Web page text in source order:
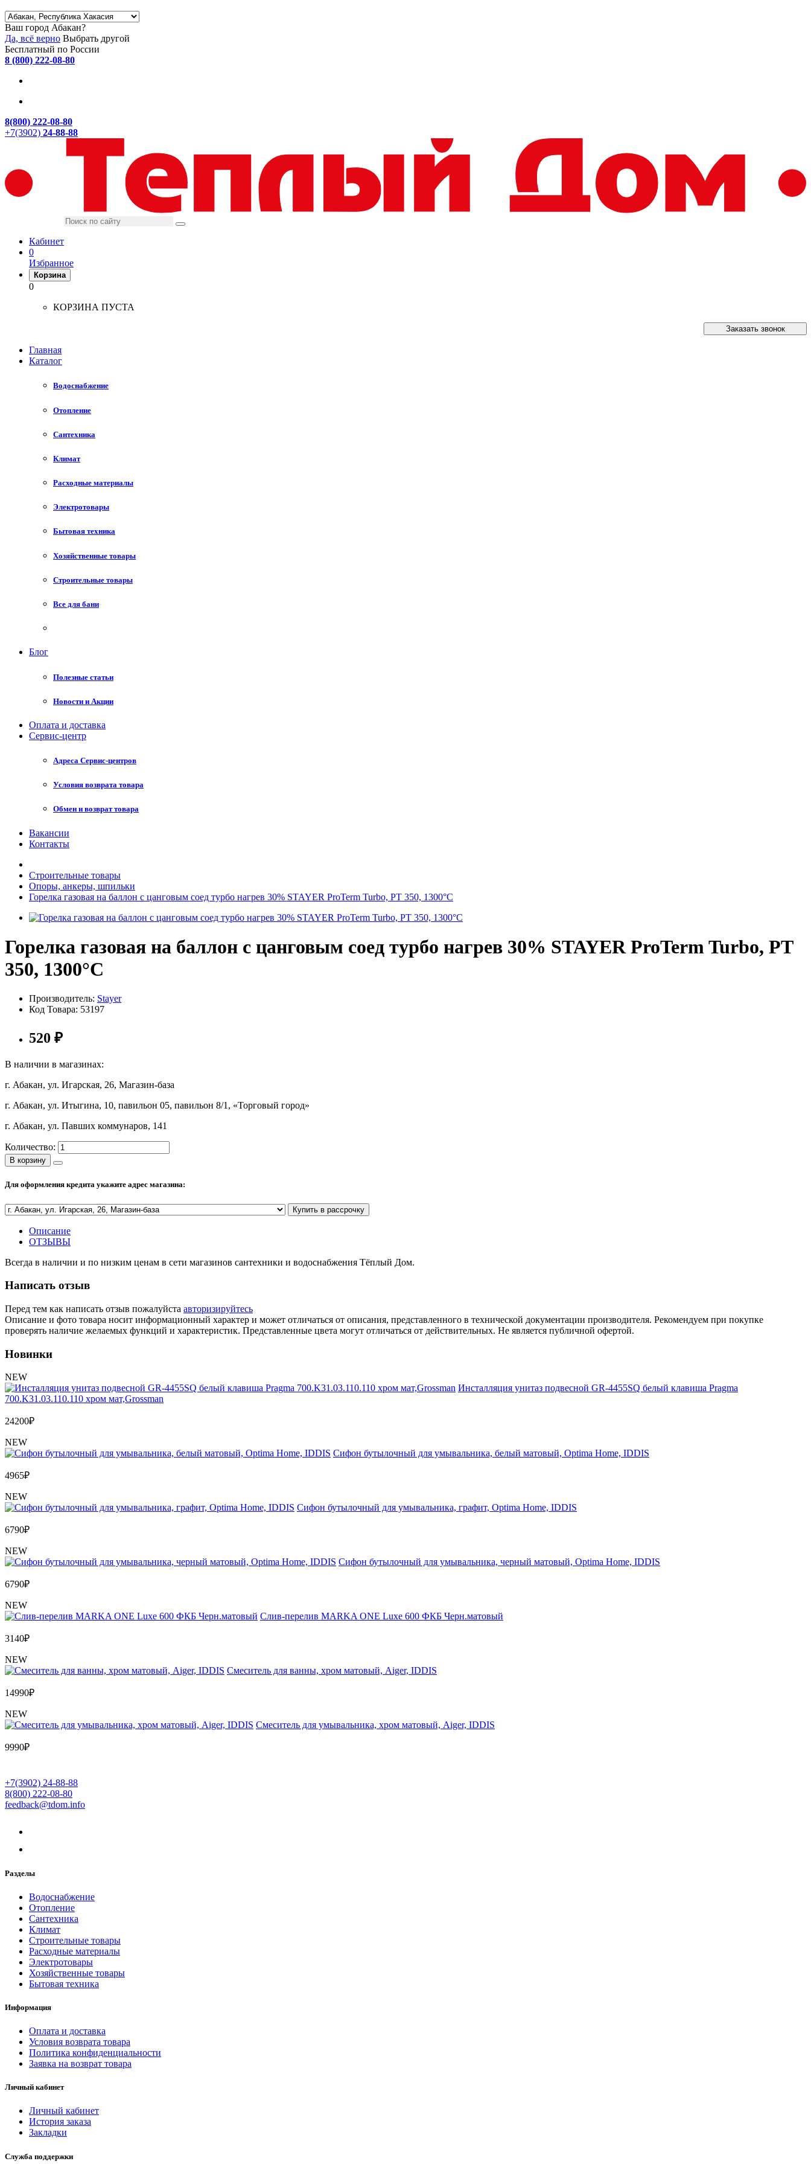
Ваш город Абакан?
Да, всё верно Выбрать другой
Бесплатный по России
8 (800) 222-08-80
8(800) 222-08-80
+7(3902) 24-88-88
Кабинет
0
Избранное
Корзина
0
КОРЗИНА ПУСТА
Заказать звонок
Главная
Каталог
Водоснабжение
Отопление
Сантехника
Климат
Расходные материалы
Электротовары
Бытовая техника
Хозяйственные товары
Строительные товары
Все для бани
Блог
Полезные статьи
Новости и Акции
Оплата и доставка
Сервис-центр
Адреса Сервис-центров
Условия возврата товара
Обмен и возврат товара
Вакансии
Контакты
Строительные товары
Опоры, анкеры, шпильки
Горелка газовая на баллон с цанговым соед турбо нагрев 30% STAYER ProTerm Turbo, PT 350, 1300°C
Горелка газовая на баллон с цанговым соед турбо нагрев 30% STAYER ProTerm Turbo, PT
350, 1300°C
Производитель: Stayer
Код Товара: 53197
520 ₽
В наличии в магазинах:
г. Абакан, ул. Игарская, 26, Магазин-база
г. Абакан, ул. Итыгина, 10, павильон 05, павильон 8/1, «Торговый город»
г. Абакан, ул. Павших коммунаров, 141
Количество:
В корзину
Для оформления кредита укажите адрес магазина:
Купить в рассрочку
Описание
ОТЗЫВЫ
Всегда в наличии и по низким ценам в сети магазинов сантехники и водоснабжения Тёплый Дом.
Написать отзыв
Перед тем как написать отзыв пожалуйста авторизируйтесь
Описание и фото товара носит информационный характер и может отличаться от описания, представленного в технической документации производителя. Рекомендуем при покупке
проверять наличие желаемых функций и характеристик. Представленные цвета могут отличаться от действительных. Не является публичной офертой.
Новинки
NEW
Инсталляция унитаз подвесной GR-4455SQ белый клавиша Pragma
700.K31.03.110.110 хром мат,Grossman
24200₽
NEW
Сифон бутылочный для умывальника, белый матовый, Optima Home, IDDIS
4965₽
NEW
Сифон бутылочный для умывальника, графит, Optima Home, IDDIS
6790₽
NEW
Сифон бутылочный для умывальника, черный матовый, Optima Home, IDDIS
6790₽
NEW
Слив-перелив MARKA ONE Luxe 600 ФКБ Черн.матовый
3140₽
NEW
Cмеситель для ванны, хром матовый, Aiger, IDDIS
14990₽
NEW
Cмеситель для умывальника, хром матовый, Aiger, IDDIS
9990₽
+7(3902) 24-88-88
8(800) 222-08-80
feedback@tdom.info
Разделы
Водоснабжение
Отопление
Сантехника
Климат
Строительные товары
Расходные материалы
Электротовары
Хозяйственные товары
Бытовая техника
Информация
Оплата и доставка
Условия возврата товара
Политика конфиденциальности
Заявка на возврат товара
Личный кабинет
Личный кабинет
История заказа
Закладки
Служба поддержки